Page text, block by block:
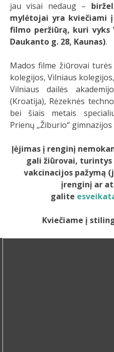
jau visai nedaug –
mylėtojai yra kviečiami į
filmo peržiūrą, kuri vyks
Daukanto g. 28, Kaunas).
Mados filme žiūrovai
kolegijos, Vilniaus
Vilniaus dailės
(Kroatija), Rėzeknės
bei šiais metais
Prienų „Žiburio“
Įėjimas į renginį
gali žiūrovai,
vakcinacijos pažymą
įrenginį ar
galite
Kviečiame į